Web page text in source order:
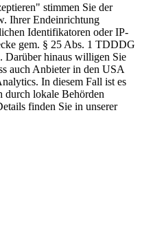
stimmen Sie der
Ihrer Endeinrichtung
Identifikatoren oder IP-
gem. § 25 Abs. 1 TDDDG
hinaus willigen Sie
auch Anbieter in den USA
In diesem Fall ist es
durch lokale Behörden
finden Sie in unserer